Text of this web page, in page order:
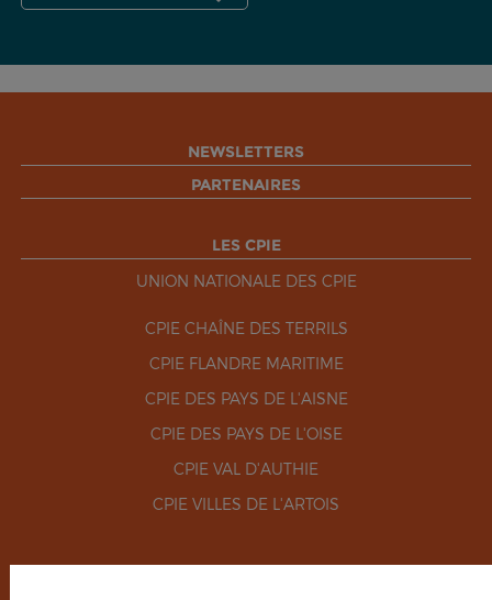
NEWSLETTERS
PARTENAIRES
LES CPIE
UNION NATIONALE DES CPIE
CPIE CHAÎNE DES TERRILS
CPIE FLANDRE MARITIME
CPIE DES PAYS DE L'AISNE
CPIE DES PAYS DE L'OISE
CPIE VAL D'AUTHIE
CPIE VILLES DE L'ARTOIS